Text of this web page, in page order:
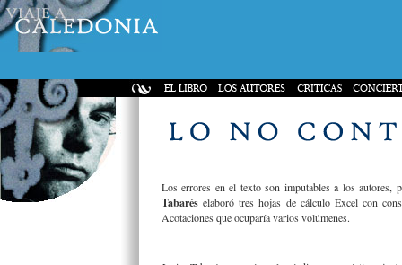
Los errores en el texto son imputables a los autores,
Tabaréselaboró tres hojas de cálculo Excel con
Acotaciones que ocuparía varios volúmenes.